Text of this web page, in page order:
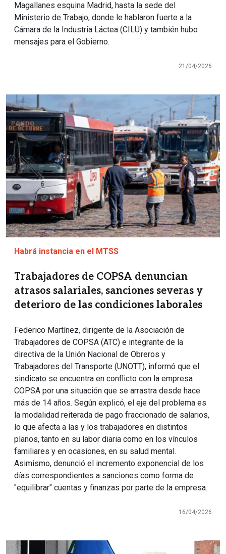
Magallanes esquina Madrid, hasta la sede del
Ministerio de Trabajo, donde le hablaron fuerte a la
Cámara de la Industria Láctea (CILU) y también hubo
mensajes para el Gobierno.
21/04/2026
Imagen
Habrá instancia en el MTSS
Trabajadores de COPSA denuncian
atrasos salariales, sanciones severas y
deterioro de las condiciones laborales
Federico Martínez, dirigente de la Asociación de
Trabajadores de COPSA (ATC) e integrante de la
directiva de la Unión Nacional de Obreros y
Trabajadores del Transporte (UNOTT), informó que el
sindicato se encuentra en conflicto con la empresa
COPSA por una situación que se arrastra desde hace
más de 14 años. Según explicó, el eje del problema es
la modalidad reiterada de pago fraccionado de salarios,
lo que afecta a las y los trabajadores en distintos
planos, tanto en su labor diaria como en los vínculos
familiares y en ocasiones, en su salud mental.
Asimismo, denunció el incremento exponencial de los
días correspondientes a sanciones como forma de
"equilibrar" cuentas y finanzas por parte de la empresa.
16/04/2026
Imagen